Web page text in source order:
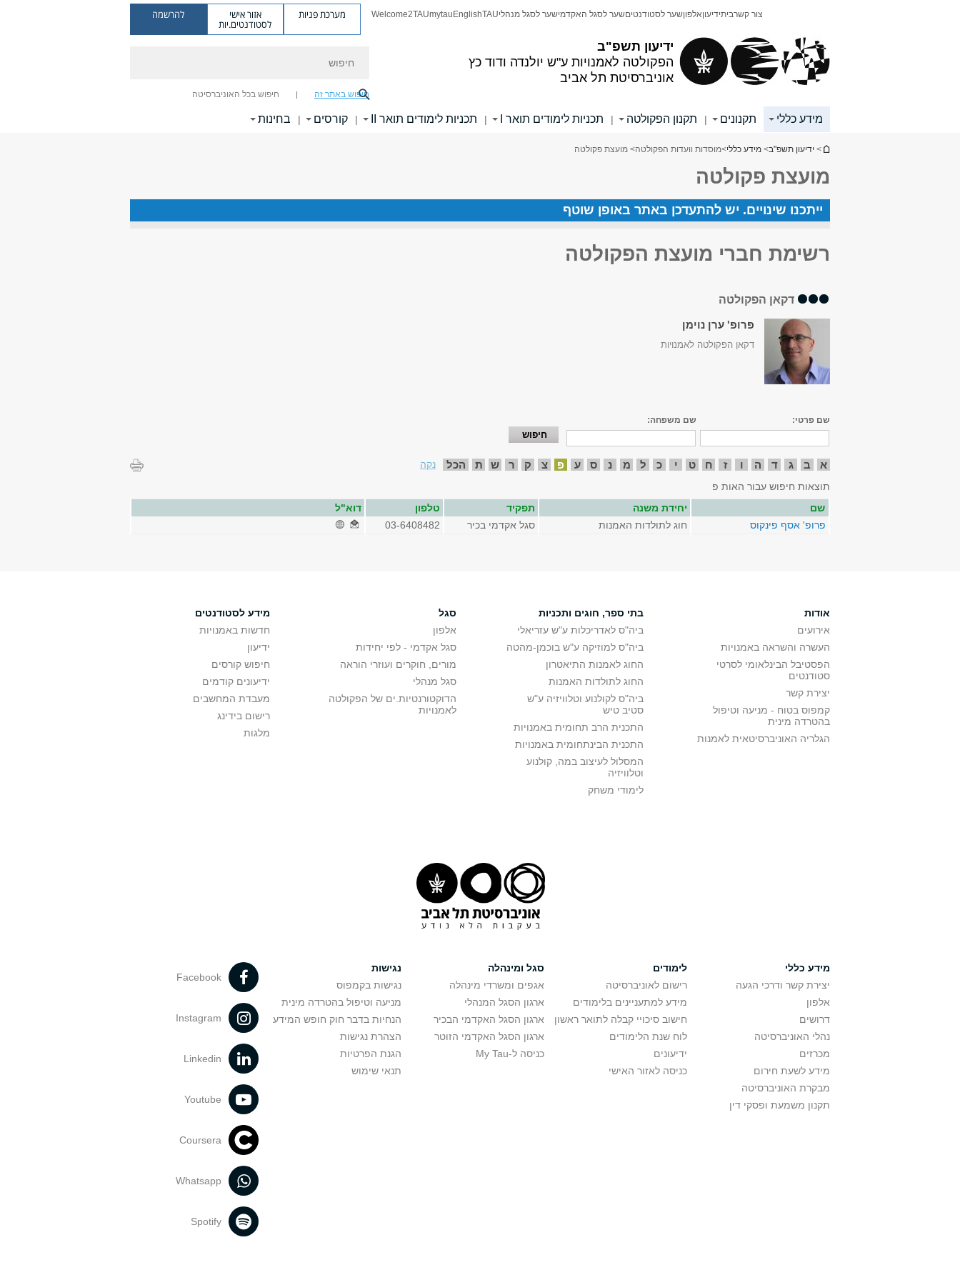
ידיעון תשפ"ב
הפקולטה לאמנויות ע"ש יולנדה ודוד כץ
אוניברסיטת תל אביב
צור קשרביתידיעוןאלפוןשער לסטודנטיםשער לסגל האקדמישער לסגל מנהליTAU
English
mytau
Welcome2TAU מערכת פניות אזור אישי
לסטודנטים.יות
להרשמה
חיפוש באתר זה חיפוש בכל האוניברסיטה
מידע כללי תקנונים | תקנון הפקולטה | תכניות לימודים תואר I | תכניות לימודים תואר II | קורסים | בחינות
הינך נמצא כאן
> ידיעון תשפ"ב> מידע כללי>מוסדות וועדות הפקולטה> מועצת פקולטה
מועצת פקולטה
ייתכנו שינויים. יש להתעדכן באתר באופן שוטף
רשימת חברי מועצת הפקולטה
דקאן הפקולטה
פרופ' ערן נוימן
דקאן הפקולטה לאמנויות
שם פרטי: שם משפחה:
א ב ג ד ה ו ז ח ט י כ ל מ נ ס ע פ צ ק ר ש ת הכל
נקה
תוצאות חיפוש עבור האות פ
שם
יחידת משנה תפקיד טלפון
דוא"ל
פרופ' אסף פינקוס
חוג לתולדות האמנות סגל אקדמי בכיר 03-6408482
אודות
אירועים
העשרה והשראה באמנויות
הפסטיבל הבינלאומי לסרטי
סטודנטים
יצירת קשר
קמפוס בטוח - מניעה וטיפול
בהטרדה מינית
הגלריה האוניברסיטאית לאמנות
בתי ספר, חוגים ותכניות
ביה"ס לאדריכלות ע"ש עזריאלי
ביה"ס למוזיקה ע"ש בוכמן-מהטה
החוג לאמנות התיאטרון
החוג לתולדות האמנות
ביה"ס לקולנוע וטלוויזיה ע"ש
סטיב טיש
התכנית הרב תחומית באמנויות
התכנית הבינתחומית באמנויות
המסלול לעיצוב במה, קולנוע
וטלוויזיה
לימודי משחק
סגל
אלפון
סגל אקדמי - לפי יחידות
מורים, חוקרים ועוזרי הוראה
סגל מנהלי
הדוקטורנטיות.ים של הפקולטה
לאמנויות
מידע לסטודנטים
חדשות באמנויות
ידיעון
חיפוש קורסים
ידיעונים קודמים
מעבדת המחשבים
רישום בידינג
מלגות
מידע כללי
יצירת קשר ודרכי הגעה
אלפון
דרושים
נהלי האוניברסיטה
מכרזים
מידע לשעת חירום
מבקרת האוניברסיטה
תקנון משמעת ופסקי דין
לימודים
רישום לאוניברסיטה
מידע למתעניינים בלימודים
חישוב סיכויי קבלה לתואר ראשון
לוח שנת הלימודים
ידיעונים
כניסה לאזור האישי
סגל ומינהלה
אגפים ומשרדי מינהלה
ארגון הסגל המנהלי
ארגון הסגל האקדמי הבכיר
ארגון הסגל האקדמי הזוטר
כניסה ל-My Tau
נגישות
נגישות בקמפוס
מניעה וטיפול בהטרדה מינית
הנחיות בדבר חוק חופש המידע
הצהרת נגישות
הגנת הפרטיות
תנאי שימוש
Facebook
Instagram
Linkedin
Youtube
Coursera
Whatsapp
Spotify